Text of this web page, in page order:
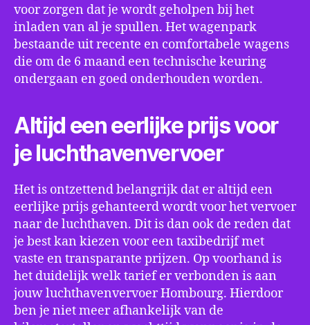
voor zorgen dat je wordt geholpen bij het
inladen van al je spullen. Het wagenpark
bestaande uit recente en comfortabele wagens
die om de 6 maand een technische keuring
ondergaan en goed onderhouden worden.
Altijd een eerlijke prijs voor
je luchthavenvervoer
Het is ontzettend belangrijk dat er altijd een
eerlijke prijs gehanteerd wordt voor het vervoer
naar de luchthaven. Dit is dan ook de reden dat
je best kan kiezen voor een taxibedrijf met
vaste en transparante prijzen. Op voorhand is
het duidelijk welk tarief er verbonden is aan
jouw luchthavenvervoer Hombourg. Hierdoor
ben je niet meer afhankelijk van de